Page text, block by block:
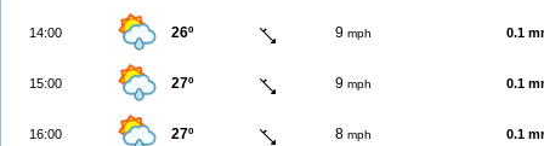
14:00 26º 9 mph 0.1
15:00 27º 9 mph 0.1
16:00 27º 8 mph 0.1